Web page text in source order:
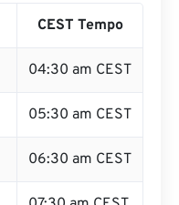
CEST Tempo
04:30 am CEST
05:30 am CEST
06:30 am CEST